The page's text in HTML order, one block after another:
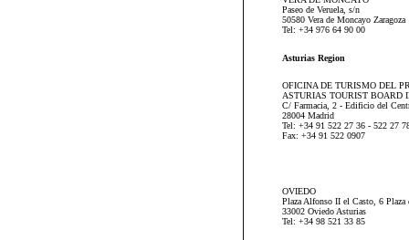
Paseo de Veruela, s/n
50580 Vera de Moncayo Zaragoza
Tel: +34 976 64 90 00
Asturias Region
OFICINA DE TURISMO DEL
ASTURIAS TOURIST BOARD
C/ Farmacia, 2 - Edificio del
28004 Madrid
Tel: +34 91 522 27 36 - 522 27
Fax: +34 91 522 0907
OVIEDO
Plaza Alfonso II el Casto, 6 Plaza
33002 Oviedo Asturias
Tel: +34 98 521 33 85